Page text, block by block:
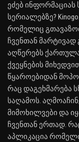
ეძებ
სერიალებზე?
რომელიც
ჩვენთან
აღწერებს
ქვეყნების
წყაროებიდან
რაც დაგეხმარება
საღამოს.
მიმოხილვები და
ჩვენთან ერთად.
აპლიკაცია